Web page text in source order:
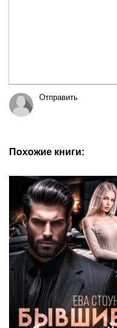
Отправить
Похожие книги: